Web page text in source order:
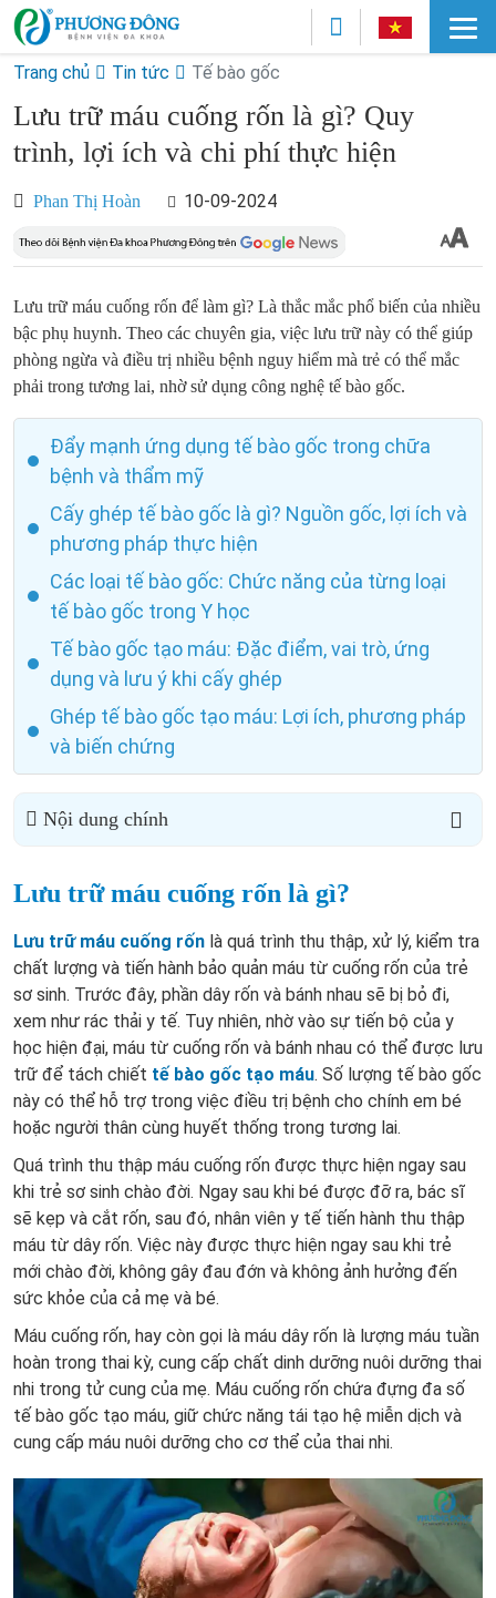
Trang chủ Tin tức Tế bào gốc
Lưu trữ máu cuống rốn là gì? Quy
trình, lợi ích và chi phí thực hiện
Phan Thị Hoàn 10-09-2024
Lưu trữ máu cuống rốn để làm gì? Là thắc mắc phổ biến của nhiều
bậc phụ huynh. Theo các chuyên gia, việc lưu trữ này có thể giúp
phòng ngừa và điều trị nhiều bệnh nguy hiểm mà trẻ có thể mắc
phải trong tương lai, nhờ sử dụng công nghệ tế bào gốc.
Đẩy mạnh ứng dụng tế bào gốc trong chữa
bệnh và thẩm mỹ
Cấy ghép tế bào gốc là gì? Nguồn gốc, lợi ích và
phương pháp thực hiện
Các loại tế bào gốc: Chức năng của từng loại
tế bào gốc trong Y học
Tế bào gốc tạo máu: Đặc điểm, vai trò, ứng
dụng và lưu ý khi cấy ghép
Ghép tế bào gốc tạo máu: Lợi ích, phương pháp
và biến chứng
Nội dung chính
Lưu trữ máu cuống rốn là gì?
Lưu trữ máu cuống rốn là quá trình thu thập, xử lý, kiểm tra
chất lượng và tiến hành bảo quản máu từ cuống rốn của trẻ
sơ sinh. Trước đây, phần dây rốn và bánh nhau sẽ bị bỏ đi,
xem như rác thải y tế. Tuy nhiên, nhờ vào sự tiến bộ của y
học hiện đại, máu từ cuống rốn và bánh nhau có thể được lưu
trữ để tách chiết tế bào gốc tạo máu. Số lượng tế bào gốc
này có thể hỗ trợ trong việc điều trị bệnh cho chính em bé
hoặc người thân cùng huyết thống trong tương lai.
Quá trình thu thập máu cuống rốn được thực hiện ngay sau
khi trẻ sơ sinh chào đời. Ngay sau khi bé được đỡ ra, bác sĩ
sẽ kẹp và cắt rốn, sau đó, nhân viên y tế tiến hành thu thập
máu từ dây rốn. Việc này được thực hiện ngay sau khi trẻ
mới chào đời, không gây đau đớn và không ảnh hưởng đến
sức khỏe của cả mẹ và bé.
Máu cuống rốn, hay còn gọi là máu dây rốn là lượng máu tuần
hoàn trong thai kỳ, cung cấp chất dinh dưỡng nuôi dưỡng thai
nhi trong tử cung của mẹ. Máu cuống rốn chứa đựng đa số
tế bào gốc tạo máu, giữ chức năng tái tạo hệ miễn dịch và
cung cấp máu nuôi dưỡng cho cơ thể của thai nhi.